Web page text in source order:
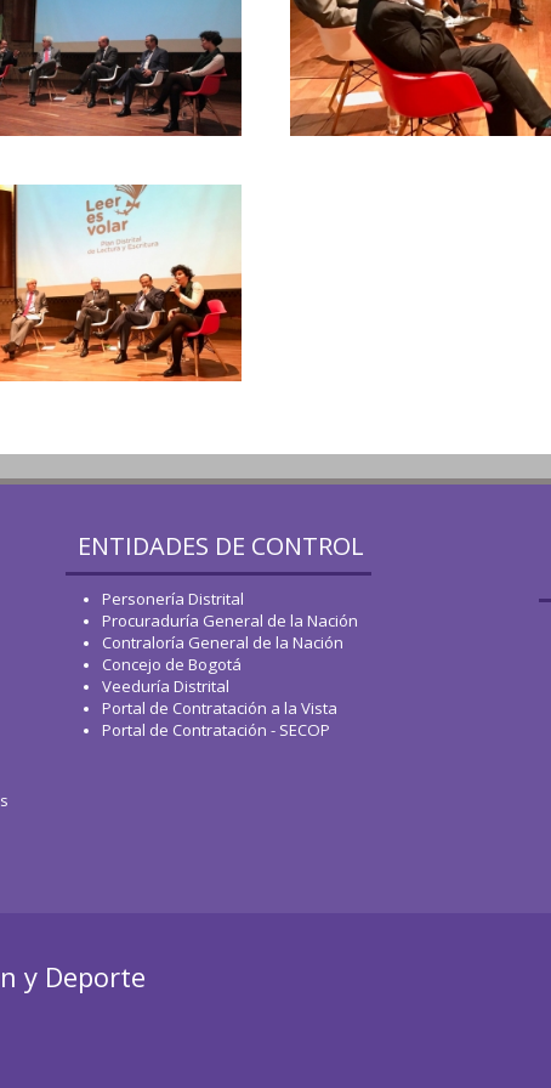
ENTIDADES DE CONTROL
Personería Distrital
Procuraduría General de la Nación
Contraloría General de la Nación
Concejo de Bogotá
Veeduría Distrital
Portal de Contratación a la Vista
Portal de Contratación - SECOP
y Deporte